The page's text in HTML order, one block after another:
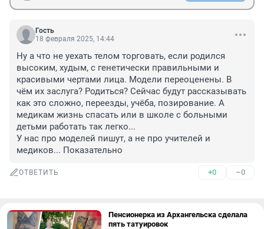
Гость
18 февраля 2025, 14:44
Ну а что не уехать телом торговать, если родился
высоким, худым, с генетически правильными и
красивыми чертами лица. Модели переоценены. В
чём их заслуга? Родиться? Сейчас будут рассказывать
как это сложно, переезды, учёба, позирование. А
медикам жизнь спасать или в школе с больными
детьми работать так легко...
У нас про моделей пишут, а не про учителей и
медиков... Показательно
ОТВЕТИТЬ +0 –0
Пенсионерка из Архангельска сделала
пять татуировок